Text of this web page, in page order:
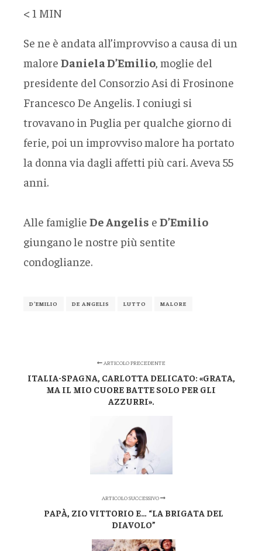
< 1 MIN
Se ne è andata all’improvviso a causa di un
malore Daniela D’Emilio, moglie del
presidente del Consorzio Asi di Frosinone
Francesco De Angelis. I coniugi si
trovavano in Puglia per qualche giorno di
ferie, poi un improvviso malore ha portato
la donna via dagli affetti più cari. Aveva 55
anni.
Alle famiglie De Angelis e D’Emilio
giungano le nostre più sentite
condoglianze.
D’EMILIO DE ANGELIS LUTTO MALORE
ARTICOLO PRECEDENTE
ITALIA-SPAGNA, CARLOTTA DELICATO: «GRATA,
MA IL MIO CUORE BATTE SOLO PER GLI
AZZURRI».
ARTICOLO SUCCESSIVO
PAPÀ, ZIO VITTORIO E… “LA BRIGATA DEL
DIAVOLO”